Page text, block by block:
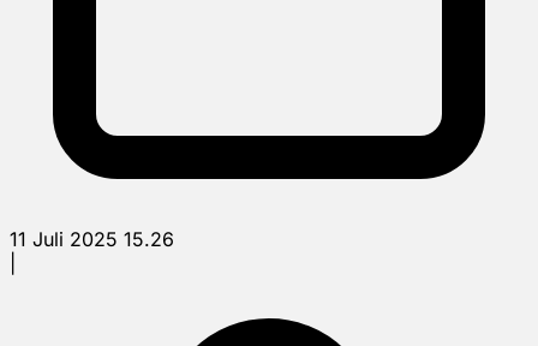
11 Juli 2025 15.26